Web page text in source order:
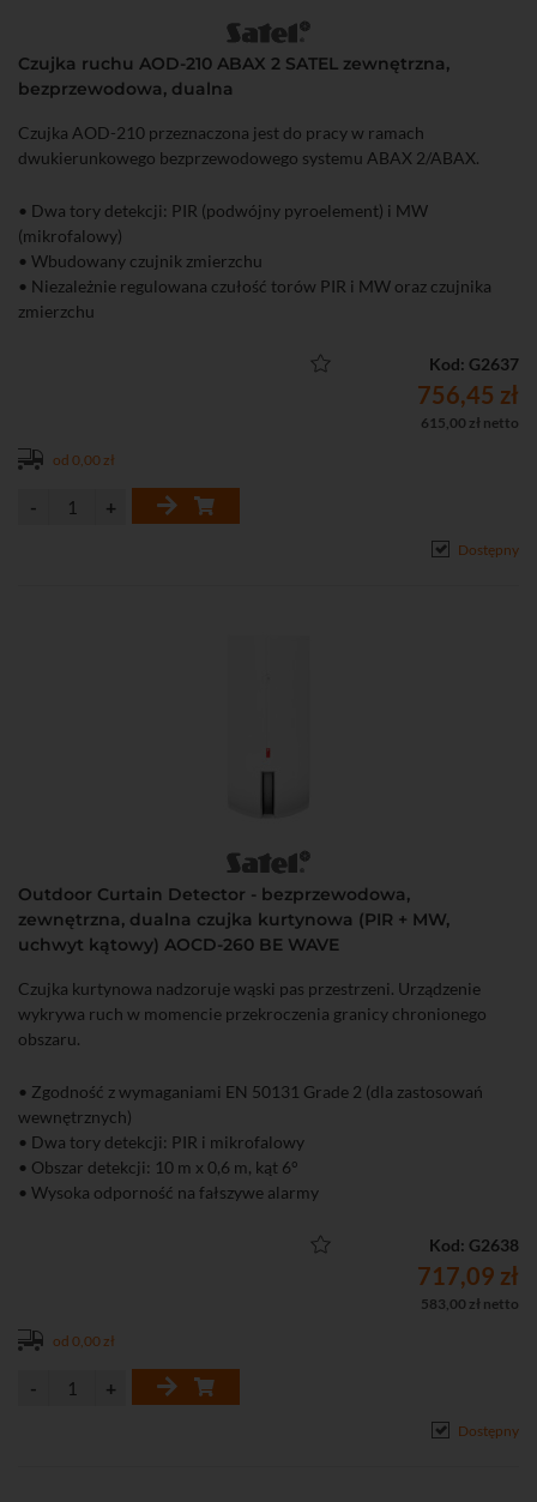
Czujka ruchu AOD-210 ABAX 2 SATEL zewnętrzna,
bezprzewodowa, dualna
Czujka AOD-210 przeznaczona jest do pracy w ramach
dwukierunkowego bezprzewodowego systemu ABAX 2/ABAX.
• Dwa tory detekcji: PIR (podwójny pyroelement) i MW
(mikrofalowy)
• Wbudowany czujnik zmierzchu
• Niezależnie regulowana czułość torów PIR i MW oraz czujnika
zmierzchu
• Dynamiczna kompensacja zmian temperatury w chronionym
• Współpraca z kontrolerami systemu ABAX 2, ABAX oraz ARU-
• Zasięg komunikacji radiowej w otwartej przestrzeni: ABAX 2 do
2000 m (z ACU-220), 1600 m (z ACU-280), ABAX do 500 m
• Wbudowany czujnik temperatury (pomiar temperatury w zakresie
• Funkcja odporności na ruch zwierząt domowych (do 20 kg)
Kod: G2637
756,45 zł
615,00 zł netto
od 0,00 zł
Dostępny
Outdoor Curtain Detector - bezprzewodowa,
zewnętrzna, dualna czujka kurtynowa (PIR + MW,
uchwyt kątowy) AOCD-260 BE WAVE
Czujka kurtynowa nadzoruje wąski pas przestrzeni. Urządzenie
wykrywa ruch w momencie przekroczenia granicy chronionego
obszaru.
• Zgodność z wymaganiami EN 50131 Grade 2 (dla zastosowań
wewnętrznych)
• Dwa tory detekcji: PIR i mikrofalowy
• Obszar detekcji: 10 m x 0,6 m, kąt 6°
• Wysoka odporność na fałszywe alarmy
Kod: G2638
717,09 zł
583,00 zł netto
od 0,00 zł
Dostępny